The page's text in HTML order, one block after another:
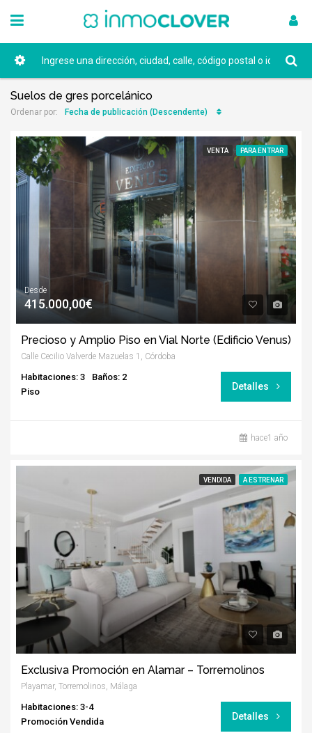
Suelos de gres porcelánico
Ordenar por: Fecha de publicación (Descendente)
VENTA PARA ENTRAR
Desde
415.000,00€
Precioso y Amplio Piso en Vial Norte (Edificio Venus)
Calle Cecilio Valverde Mazuelas 1, Córdoba
Habitaciones: 3
Baños: 2
Piso
Detalles
hace1 año
VENDIDA A ESTRENAR
Exclusiva Promoción en Alamar – Torremolinos
Playamar, Torremolinos, Málaga
Habitaciones: 3-4
Promoción Vendida
Detalles